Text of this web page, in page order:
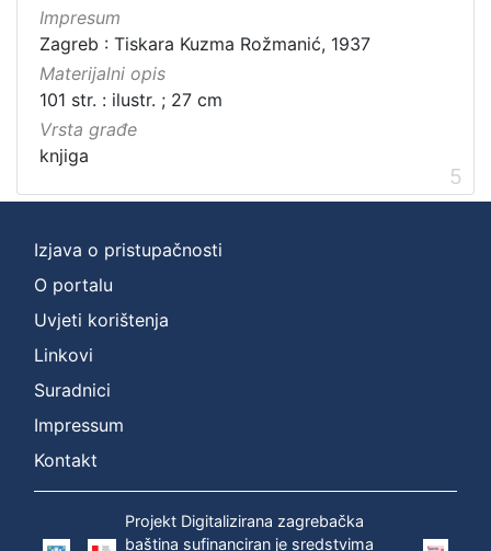
Impresum
Zagreb : Tiskara Kuzma Rožmanić, 1937
Materijalni opis
101 str. : ilustr. ; 27 cm
Vrsta građe
knjiga
5
Izjava o pristupačnosti
O portalu
Uvjeti korištenja
Linkovi
Suradnici
Impressum
Kontakt
Projekt Digitalizirana zagrebačka
baština sufinanciran je sredstvima